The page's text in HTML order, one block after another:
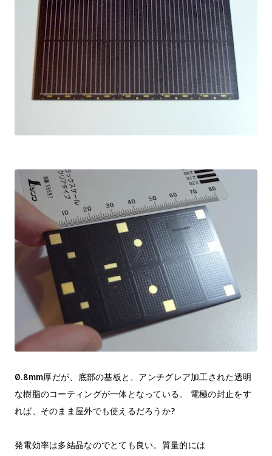
0.8mm厚だが、底部の基板と、アンチグレア加工された透明
な樹脂のコーティングが一体となっている。 電極の封止をす
れば、そのまま屋外でも使えるだろうか?
発電効率は多結晶なのでとても良い。質量的には